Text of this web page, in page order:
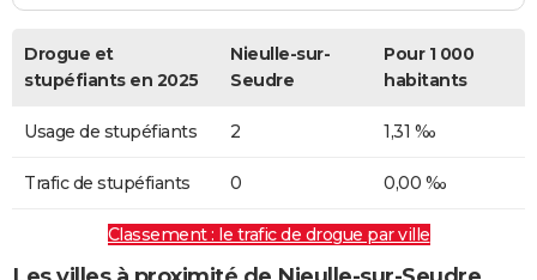
Drogue et
stupéfiants en 2025
Nieulle-sur-
Seudre
Pour 1 000
habitants
Usage de stupéfiants 2 1,31 ‰
Trafic de stupéfiants 0 0,00 ‰
Classement : le trafic de drogue par ville